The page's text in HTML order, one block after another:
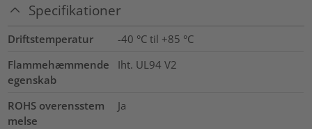
Specifikationer
Driftstemperatur
-40 °C til +85 °C
Flammehæmmende
egenskab
Iht. UL94 V2
ROHS overensstem
melse
Ja